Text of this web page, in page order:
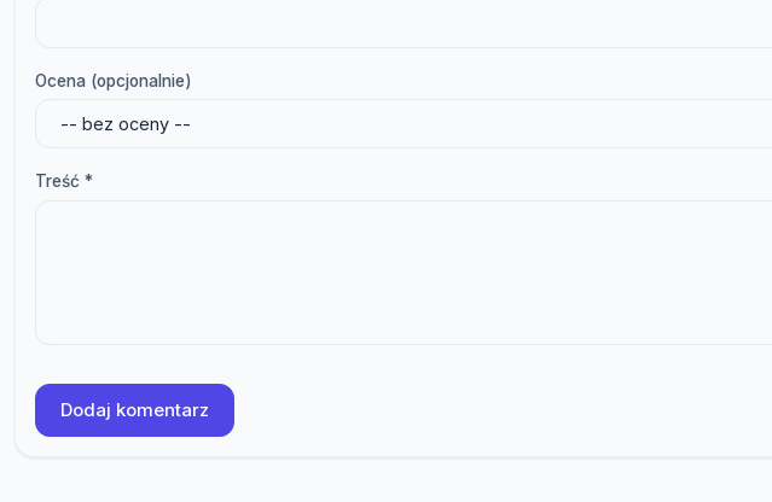
Ocena (opcjonalnie)
Treść *
Dodaj komentarz